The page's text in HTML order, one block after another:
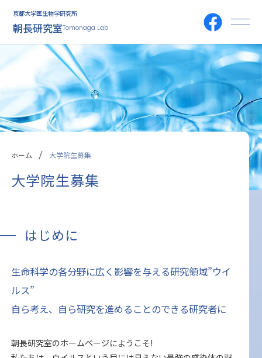
京都大学医生物学研究所
朝長研究室Tomonaga Lab
ホーム 大学院生募集
大学院生募集
はじめに
生命科学の各分野に広く影響を与える研究領域”ウイ
ルス”
自ら考え、自ら研究を進めることのできる研究者に
朝長研究室のホームページにようこそ!